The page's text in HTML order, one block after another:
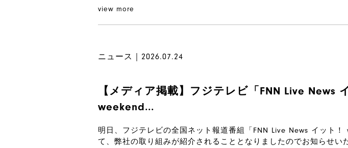
view more
ニュース｜2026.07.24
【メディア掲載】フジテレビ「FNN Live News
weekend...
明日、フジテレビの全国ネット報道番組「FNN Live News イット！
て、弊社の取り組みが紹介されることとなりましたのでお知らせい